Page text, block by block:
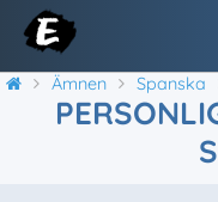
Ämnen Spanska